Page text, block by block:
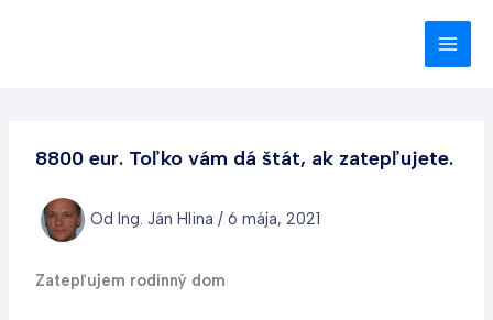
8800 eur. Toľko vám dá štát, ak zatepľujete.
Od Ing. Ján Hlina / 6 mája, 2021
Zatepľujem rodinný dom